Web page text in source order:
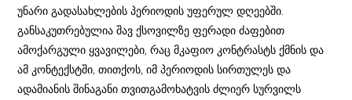
უნარი გადასახლების პერიოდის უფერულ დღეებში.
განსაკუთრებულია შავ ქსოვილზე ფერადი ძაფებით
ამოქარგული ყვავილები, რაც მკაფიო კონტრასტს ქმნის და
ამ კონტექსტში, თითქოს, იმ პერიოდის სირთულეს და
ადამიანის შინაგანი თვითგამოხატვის ძლიერ სურვილს